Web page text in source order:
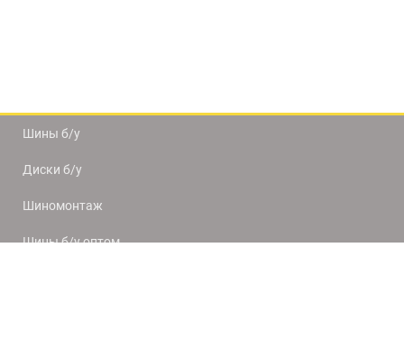
Шины б/у
Диски б/у
Шиномонтаж
Шины б/у оптом